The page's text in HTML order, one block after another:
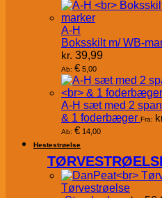
A-H
Boksskilt m/ WB-
kr. 39,99
Ab: € 5,00
A-H sæt med 2
& 1 foderbæger Fra:
Ab: € 14,00
Hestestrøelse
Tørvestrøelse